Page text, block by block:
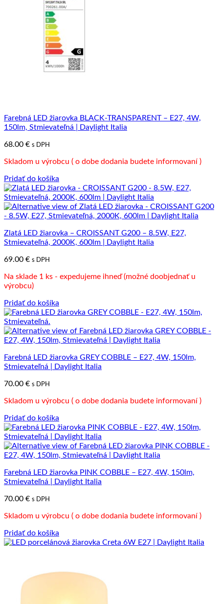
Farebná LED žiarovka BLACK-TRANSPARENT – E27, 4W,
150lm, Stmievateľná | Daylight Italia
68.00 € s DPH
Skladom u výrobcu ( o dobe dodania budete informovaní )
Pridať do košíka
Zlatá LED žiarovka – CROISSANT G200 – 8.5W, E27,
Stmievateľná, 2000K, 600lm | Daylight Italia
69.00 € s DPH
Na sklade 1 ks - expedujeme ihneď (možné doobjednať u
výrobcu)
Pridať do košíka
Farebná LED žiarovka GREY COBBLE – E27, 4W, 150lm,
Stmievateľná | Daylight Italia
70.00 € s DPH
Skladom u výrobcu ( o dobe dodania budete informovaní )
Pridať do košíka
Farebná LED žiarovka PINK COBBLE – E27, 4W, 150lm,
Stmievateľná | Daylight Italia
70.00 € s DPH
Skladom u výrobcu ( o dobe dodania budete informovaní )
Pridať do košíka